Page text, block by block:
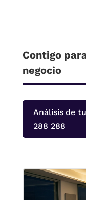
Contigo
negocio
Análisis de
288 288